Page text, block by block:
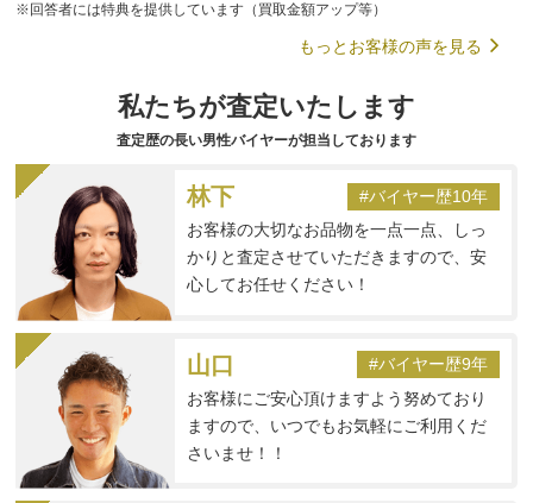
※回答者には特典を提供しています（買取金額アップ等）
もっとお客様の声を見る
私たちが査定いたします
査定歴の長い男性バイヤーが担当しております
林下
#バイヤー歴10年
お客様の大切なお品物を一点一点、しっ
かりと査定させていただきますので、安
心してお任せください！
山口
#バイヤー歴9年
お客様にご安心頂けますよう努めており
ますので、いつでもお気軽にご利用くだ
さいませ！！